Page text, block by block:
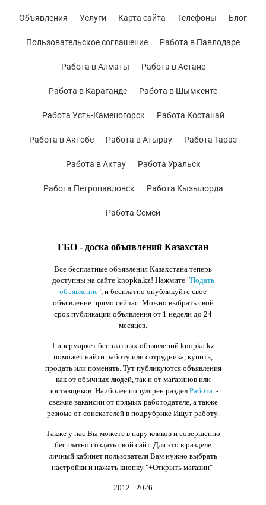
ГБО - доска объявлений Казахстан
Все бесплатные объявления Казахстана теперь
доступны на сайте knopka.kz! Нажмите "Подать
объявление", и бесплатно опубликуйте свое
объявление прямо сейчас. Можно выбрать свой
срок публикации объявления от 1 недели до 24
месяцев.
Гипермаркет бесплатных объявлений knopka.kz
поможет найти работу или сотрудника, купить,
продать или поменять. Тут публикуются объявления
как от обычных людей, так и от магазинов или
поставщиков. Наиболее популярен раздел Работа-
свежие вакансии от прямых работодателе, а также
резюме от соискателей в подрубрике Ищут работу.
Также у нас Вы можете в пару кликов и совершенно
бесплатно создать свой сайт. Для это в разделе
личный кабинет пользователя Вам нужно выбрать
настройки и нажать кнопку "+Открыть магазин"
2012 - 2026
Объявления Услуги Карта сайта Телефоны Блог
Пользовательское соглашение Работа в Павлодаре
Работа в Алматы Работа в Астане
Работа в Караганде Работа в Шымкенте
Работа Усть-Каменогорск Работа Костанай
Работа в Актобе Работа в Атырау Работа Тараз
Работа в Актау Работа Уральск
Работа Петропавловск Работа Кызылорда
Работа Семей